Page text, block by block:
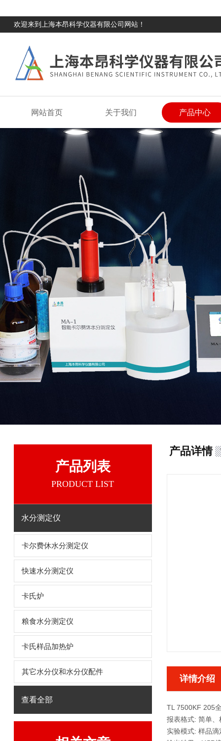
欢迎来到上海本昂科学仪器有限公司网站！
网站首页 关于我们 产品中心
产品列表
PRODUCT LIST
水分测定仪
卡尔费休水分测定仪
快速水分测定仪
卡氏炉
粮食水分测定仪
卡氏样品加热炉
其它水分仪和水分仪配件
查看全部
产品详情
详情介绍
TL 7500KF 205
报表格式: 简单
实验模式: 样品